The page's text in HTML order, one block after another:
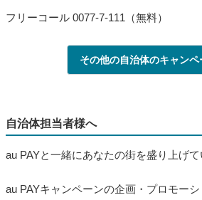
フリーコール 0077-7-111（無料）
その他の自治体のキャンペ
自治体担当者様へ
au PAYと一緒にあなたの街を盛り上げて
au PAYキャンペーンの企画・プロモーシ